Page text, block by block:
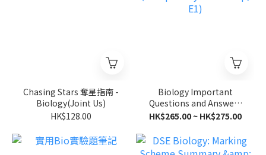
Chasing Stars 奪星指南 -
Biology(Joint Us)
HK$128.00
Biology Important
Questions and Answers
(Compulsory Part & E1)
HK$265.00 ~ HK$275.00